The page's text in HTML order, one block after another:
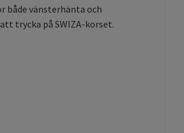
både vänsterhänta och
trycka på SWIZA-korset.